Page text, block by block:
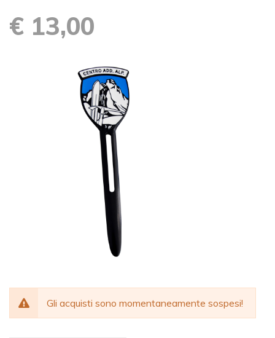
€ 13,00
Gli acquisti sono momentaneamente sospesi!